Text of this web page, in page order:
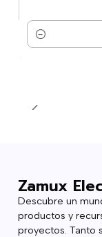
Cantidad
Zamux
Descubre un
productos y
proyectos. Tanto